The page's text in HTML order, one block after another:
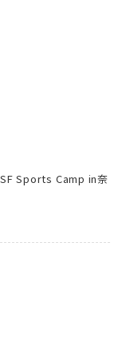
Sports Camp in奈